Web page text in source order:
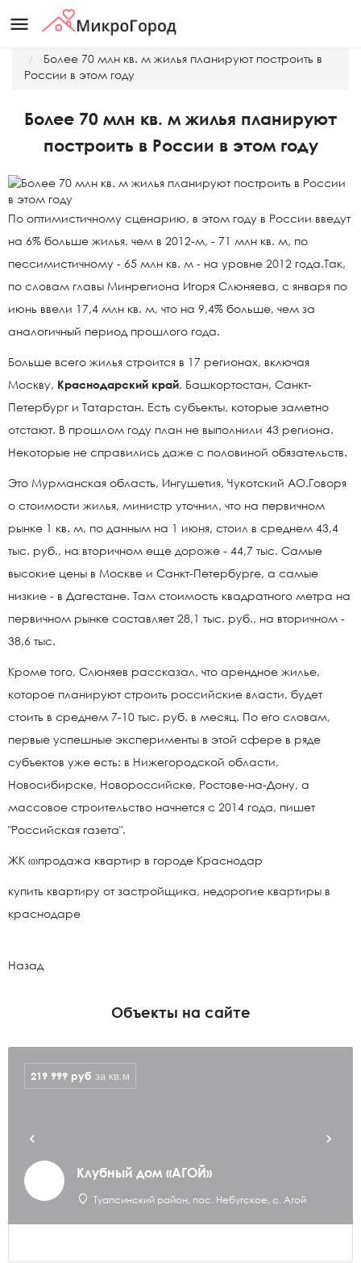
menu
Более 70 млн кв. м жилья планируют построить в
России в этом году
Более 70 млн кв. м жилья планируют
построить в России в этом году
По оптимистичному сценарию, в этом году в России введут
на 6% больше жилья, чем в 2012-м, - 71 млн кв. м, по
пессимистичному - 65 млн кв. м - на уровне 2012 года.Так,
по словам главы Минрегиона Игоря Слюняева, с января по
июнь ввели 17,4 млн кв. м, что на 9,4% больше, чем за
аналогичный период прошлого года.
Больше всего жилья строится в 17 регионах, включая
Москву, Краснодарский край, Башкортостан, Санкт-
Петербург и Татарстан. Есть субъекты, которые заметно
отстают. В прошлом году план не выполнили 43 региона.
Некоторые не справились даже с половиной обязательств.
Это Мурманская область, Ингушетия, Чукотский АО.Говоря
о стоимости жилья, министр уточнил, что на первичном
рынке 1 кв. м, по данным на 1 июня, стоил в среднем 43,4
тыс. руб., на вторичном еще дороже - 44,7 тыс. Самые
высокие цены в Москве и Санкт-Петербурге, а самые
низкие - в Дагестане. Там стоимость квадратного метра на
первичном рынке составляет 28,1 тыс. руб., на вторичном -
38,6 тыс.
Кроме того, Слюняев рассказал, что арендное жилье,
которое планируют строить российские власти, будет
стоить в среднем 7-10 тыс. руб. в месяц. По его словам,
первые успешные эксперименты в этой сфере в ряде
субъектов уже есть: в Нижегородской области,
Новосибирске, Новороссийске, Ростове-на-Дону, а
массовое строительство начнется с 2014 года, пишет
"Российская газета".
ЖК «»продажа квартир в городе Краснодар
купить квартиру от застройщика, недорогие квартиры в
краснодаре
Назад
Объекты на сайте
Клубный дом «АГОЙ»
Туапсинский район, пос. Небугское, с. Агой
219 999 руб за кв.м